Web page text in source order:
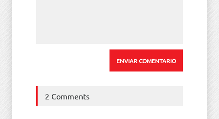
2 Comments